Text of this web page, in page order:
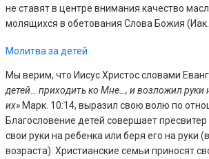
не ставят в центре внимания качество
молящихся в обетования Слова Божия
Молитва за детей
Мы верим, что Иисус Христос словами
детей… приходить ко Мне…, и возложил руки
их» Марк. 10:14, выразил свою волю по
Благословение детей совершает
свои руки на ребенка или беря его на руки
возраста). Христианские семьи приносят